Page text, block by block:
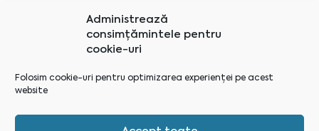
Administrează
consimțămintele pentru
cookie-uri
Folosim cookie-uri pentru optimizarea experienței pe acest
website